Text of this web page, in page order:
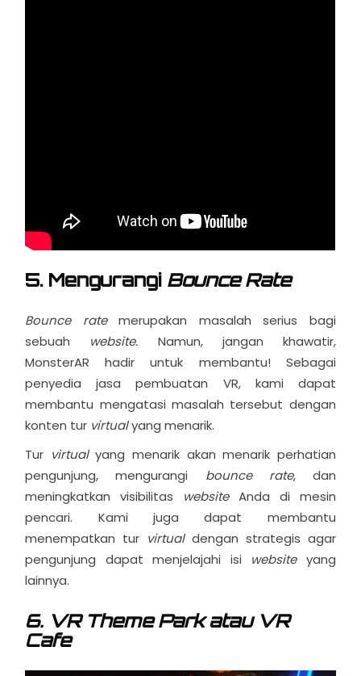
5. Mengurangi Bounce Rate
Bounce ratemerupakan masalah serius bagi
sebuah website. Namun, jangan khawatir,
MonsterAR hadir untuk membantu! Sebagai
penyedia jasa pembuatan VR, kami dapat
membantu mengatasi masalah tersebut dengan
konten tur virtualyang menarik.
Tur virtualyang menarik akan menarik perhatian
pengunjung, mengurangi bounce rate, dan
meningkatkan visibilitas website Anda di mesin
pencari. Kami juga dapat membantu
menempatkan tur virtual dengan strategis agar
pengunjung dapat menjelajahi isi website yang
lainnya.
6. VR Theme Park atau VR
Cafe